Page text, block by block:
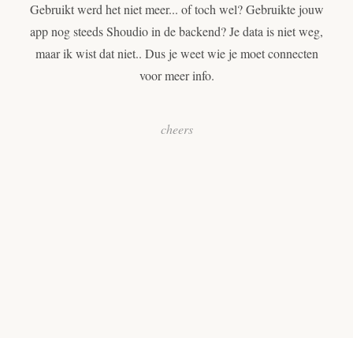
Gebruikt werd het niet meer... of toch wel? Gebruikte jouw
app nog steeds Shoudio in de backend? Je data is niet weg,
maar ik wist dat niet.. Dus je weet wie je moet connecten
voor meer info.
cheers